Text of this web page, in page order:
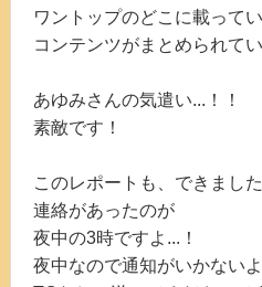
ワントップのどこに載って
コンテンツがまとめられて
あゆみさんの気遣い...！！
素敵です！
このレポートも、できまし
連絡があったのが
夜中の3時ですよ...！
夜中なので通知がいかないよ